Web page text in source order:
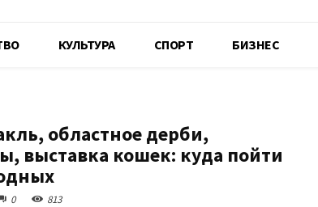
КУЛЬТУРА СПОРТ БИЗНЕС
областное дерби,
выставка кошек: куда пойти
0 813